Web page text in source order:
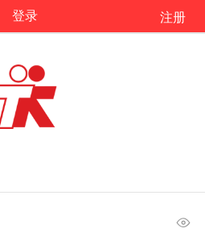
登录 注册